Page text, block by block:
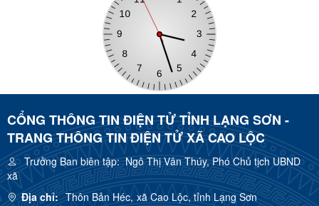
CỔNG THÔNG TIN ĐIỆN TỬ TỈNH LẠNG SƠN -
TRANG THÔNG TIN ĐIỆN TỬ XÃ CAO LỘC
Trưởng Ban biên tập:Ngô Thị Vân Thúy, Phó Chủ tịch UBND
xã
Địa chỉ: Thôn Bản Héc, xã Cao Lộc, tỉnh Lạng Sơn